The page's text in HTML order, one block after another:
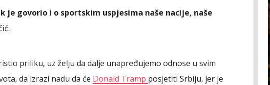
je govorio i o sportskim uspjesima naše nacije, naše
priliku, uz želju da dalje unapređujemo odnose u svim
da izrazi nadu da će Donald Tramp posjetiti Srbiju, jer je